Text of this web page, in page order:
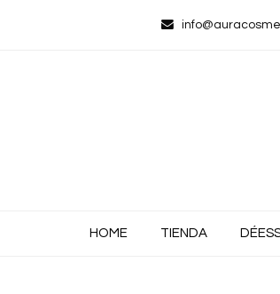
HOME TIENDA